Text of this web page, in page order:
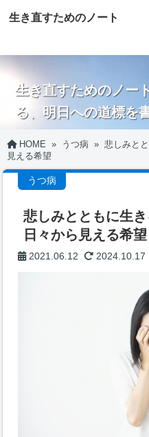
生き直すためのノート
生き直すためのノー
る、明日への道標を
HOME » うつ病 » 悲しみと
見える希望
うつ病
悲しみとともに生
日々から見える希望
2021.06.12 2024.10.17